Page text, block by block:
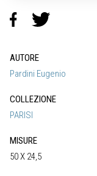
AUTORE
Pardini Eugenio
COLLEZIONE
PARISI
MISURE
50 X 24,5